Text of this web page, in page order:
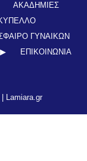
ΑΚΑΔΗΜΙΕΣ
ΓΥΝΑΙΚΩΝ
▶︎ ΕΠΙΚΟΙΝΩΝΊΑ
Lamiara.gr